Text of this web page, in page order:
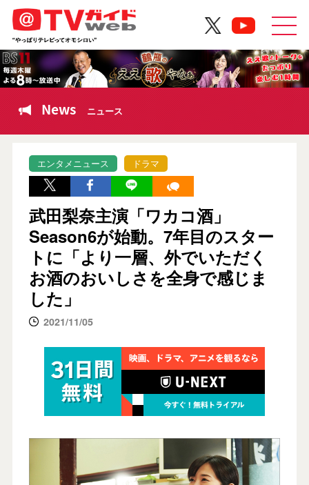
News ニュース
エンタメニュース ドラマ
武田梨奈主演「ワカコ酒」
Season6が始動。7年目のスター
トに「より一層、外でいただく
お酒のおいしさを全身で感じま
した」
2021/11/05